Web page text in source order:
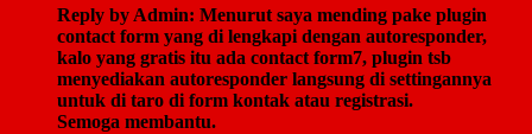
Reply by Admin: Menurut saya mending pake plugin
contact form yang di lengkapi dengan autoresponder,
kalo yang gratis itu ada contact form7, plugin tsb
menyediakan autoresponder langsung di settingannya
untuk di taro di form kontak atau registrasi.
Semoga membantu.